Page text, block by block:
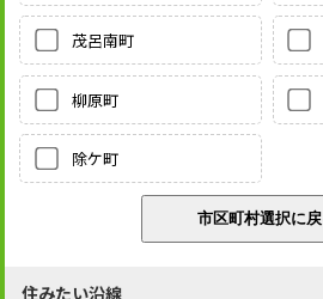
茂呂南町
柳原町
除ケ町
住みたい沿線